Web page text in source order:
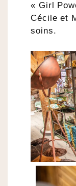
« Girl
Cécile et
soins.